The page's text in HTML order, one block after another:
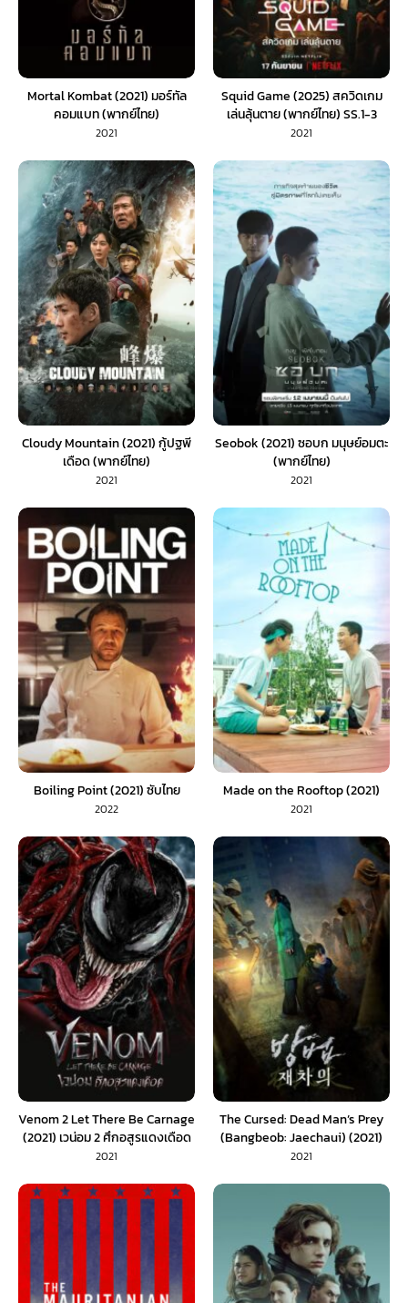
Mortal Kombat (2021) มอร์ทัล
คอมแบท (พากย์ไทย)
2021
Squid Game (2025) สควิดเกม
เล่นลุ้นตาย (พากย์ไทย) SS.1-3
2021
Cloudy Mountain (2021) กู้ปฐพี
เดือด (พากย์ไทย)
2021
Seobok (2021) ซอบก มนุษย์อมตะ
(พากย์ไทย)
2021
Boiling Point (2021) ซับไทย
2022
Made on the Rooftop (2021)
2021
Venom 2 Let There Be Carnage
(2021) เวน่อม 2 ศึกอสูรแดงเดือด
(พากย์ไทย)
2021
The Cursed: Dead Man’s Prey
(Bangbeob: Jaechaui) (2021)
ศพคืนชีพ (พากย์ไทย)
2021